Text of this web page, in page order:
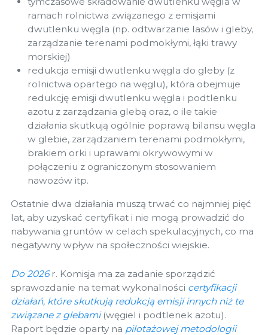
ramach rolnictwa związanego z emisjami
dwutlenku węgla (np. odtwarzanie lasów i gleby,
zarządzanie terenami podmokłymi, łąki trawy
morskiej)
redukcja emisji dwutlenku węgla do gleby (z
rolnictwa opartego na węglu), która obejmuje
redukcję emisji dwutlenku węgla i podtlenku
azotu z zarządzania glebą oraz, o ile takie
działania skutkują ogólnie poprawą bilansu węgla
w glebie, zarządzaniem terenami podmokłymi,
brakiem orki i uprawami okrywowymi w
połączeniu z ograniczonym stosowaniem
nawozów itp.
Ostatnie dwa działania muszą trwać co najmniej pięć
lat, aby uzyskać certyfikat i nie mogą prowadzić do
nabywania gruntów w celach spekulacyjnych, co ma
negatywny wpływ na społeczności wiejskie.
Do 2026r. Komisja ma za zadanie sporządzić
sprawozdanie na temat wykonalności certyfikacji
działań, które skutkują redukcją emisji innych niż te
związane z glebami(węgiel i podtlenek azotu).
Raport będzie oparty na pilotażowej metodologii